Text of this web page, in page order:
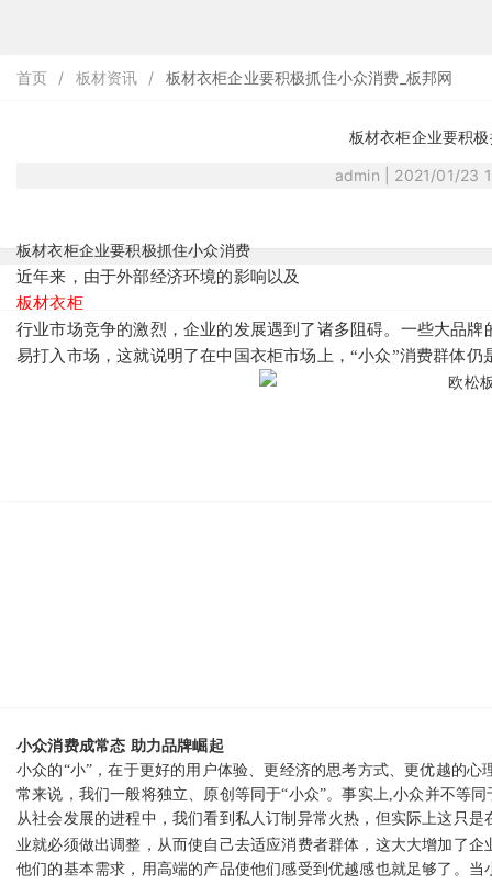
首页 / 板材资讯 / 板材衣柜企业要积极抓住小众消费_板邦网
板材衣柜企业要积
admin | 2021/01/23
板材衣柜企业要积极抓住小众消费
近年来，由于外部经济环境的影响以及
板材衣柜
行业市场竞争的激烈，企业的发展遇到了诸多阻碍。一些大品牌
易打入市场，这就说明了在中国衣柜市场上，“小众”消费群体
小众消费成常态 助力品牌崛起
小众的“小”，在于更好的用户体验、更经济的思考方式、更优越的
常来说，我们一般将独立、原创等同于“小众”。事实上,小众并不等
从社会发展的进程中，我们看到私人订制异常火热，但实际上这只
业就必须做出调整，从而使自己去适应消费者群体，这大大增加了
他们的基本需求，用高端的产品使他们感受到优越感也就足够了。